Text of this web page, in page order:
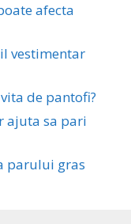
afecta
vestimentar
de pantofi?
ajuta sa pari
parului gras